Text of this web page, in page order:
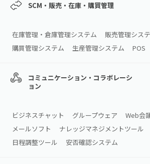
SCM・販売・在庫・購買管理
在庫管理・倉庫管理システム
販売管理シス
購買管理システム
生産管理システム POS
コミュニケーション・コラボレーシ
ョン
ビジネスチャット グループウェア
Web会
メールソフト
ナレッジマネジメントツール
日程調整ツール
安否確認システム